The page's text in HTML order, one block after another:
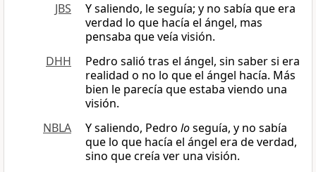
JBS
Y saliendo, le seguía; y no sabía que era
verdad lo que hacía el ángel, mas
pensaba que veía visión.
DHH
Pedro salió tras el ángel, sin saber si era
realidad o no lo que el ángel hacía. Más
bien le parecía que estaba viendo una
visión.
NBLA
Y saliendo, Pedro loseguía, y no sabía
que lo que hacía el ángel era de verdad,
sino que creía ver una visión.